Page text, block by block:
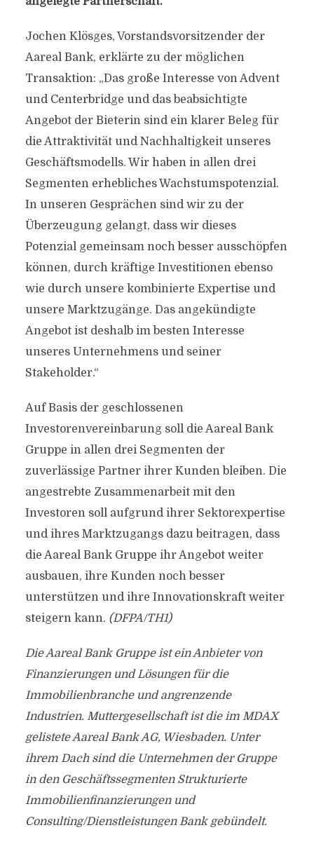
Jochen Klösges, Vorstandsvorsitzender der
Aareal Bank, erklärte zu der möglichen
Transaktion: „Das große Interesse von Advent
und Centerbridge und das beabsichtigte
Angebot der Bieterin sind ein klarer Beleg für
die Attraktivität und Nachhaltigkeit unseres
Geschäftsmodells. Wir haben in allen drei
Segmenten erhebliches Wachstumspotenzial.
In unseren Gesprächen sind wir zu der
Überzeugung gelangt, dass wir dieses
Potenzial gemeinsam noch besser ausschöpfen
können, durch kräftige Investitionen ebenso
wie durch unsere kombinierte Expertise und
unsere Marktzugänge. Das angekündigte
Angebot ist deshalb im besten Interesse
unseres Unternehmens und seiner
Stakeholder.“
Auf Basis der geschlossenen
Investorenvereinbarung soll die Aareal Bank
Gruppe in allen drei Segmenten der
zuverlässige Partner ihrer Kunden bleiben. Die
angestrebte Zusammenarbeit mit den
Investoren soll aufgrund ihrer Sektorexpertise
und ihres Marktzugangs dazu beitragen, dass
die Aareal Bank Gruppe ihr Angebot weiter
ausbauen, ihre Kunden noch besser
unterstützen und ihre Innovationskraft weiter
steigern kann. (DFPA/TH1)
Die Aareal Bank Gruppe ist ein Anbieter von
Finanzierungen und Lösungen für die
Immobilienbranche und angrenzende
Industrien. Muttergesellschaft ist die im MDAX
gelistete Aareal Bank AG, Wiesbaden. Unter
ihrem Dach sind die Unternehmen der Gruppe
in den Geschäftssegmenten Strukturierte
Immobilienfinanzierungen und
Consulting/Dienstleistungen Bank gebündelt.